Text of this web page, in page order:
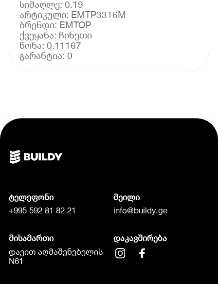
სიმაღლე: 0.19
არტიკული: EMTP3316M
ბრენდი: EMTOP
ქვეყანა: ჩინეთი
წონა: 0.11167
ტელეფონი
+995 592 81 82 21
მეილი
info@buildy.ge
მისამართი
დავით აღმაშენებელის
N61
დაკავშირება